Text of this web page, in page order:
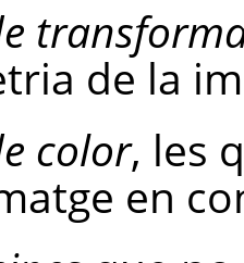
de la
color, les
en